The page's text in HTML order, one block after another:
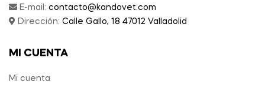
E-mail: contacto@kandovet.com
Dirección: Calle Gallo, 18 47012 Valladolid
MI CUENTA
Mi cuenta